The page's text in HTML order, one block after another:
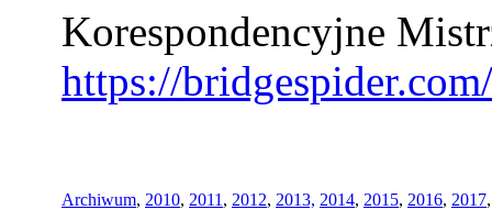
Korespondencyjne
https://
Archiwum, 2010, 2011 , 2012, 2013, 2014, 2015, 2016, 2017